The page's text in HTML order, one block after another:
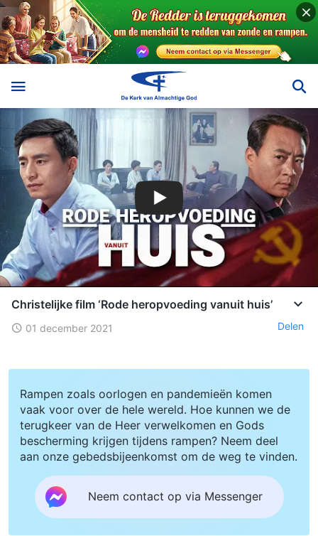
Christelijke film ‘Rode heropvoeding vanuit huis’
01 december 2021 Delen
Rampen zoals oorlogen en pandemieën komen
vaak voor over de hele wereld. Hoe kunnen we de
terugkeer van de Heer verwelkomen en Gods
bescherming krijgen tijdens rampen? Neem deel
aan onze gebedsbijeenkomst om de weg te vinden.
Neem contact op via Messenger